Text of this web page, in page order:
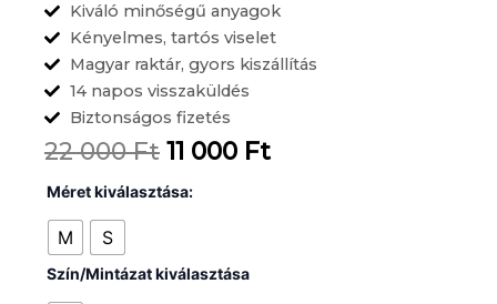
Kiváló minőségű anyagok
Kényelmes, tartós viselet
Magyar raktár, gyors kiszállítás
14 napos visszaküldés
Biztonságos fizetés
22 000Ft Original
price
22
11 000 FtCurrent
Méret kiválasztása:
M S
Szín/Mintázat kiválasztása
Olavoga
mennyiség